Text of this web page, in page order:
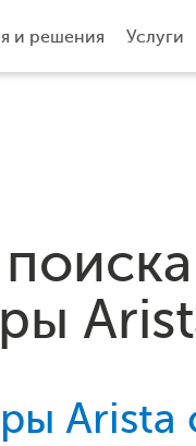
и решения Услуги
Arista